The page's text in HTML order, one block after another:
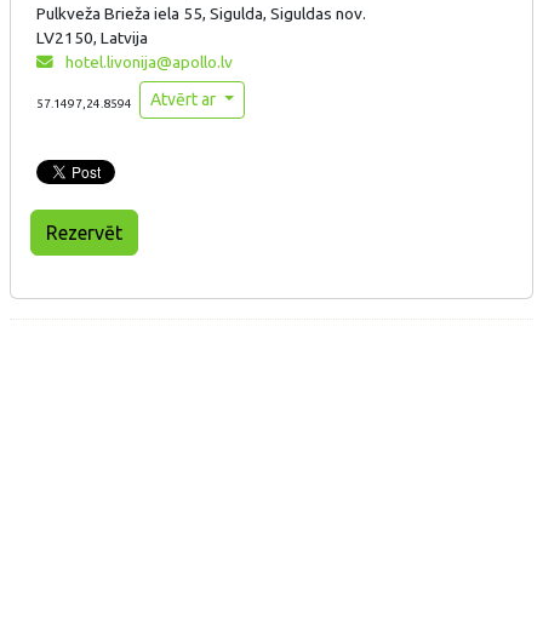
Pulkveža Brieža iela 55, Sigulda, Siguldas nov.
LV2150, Latvija
hotel.livonija@apollo.lv
57.1497,24.8594 Atvērt ar
Rezervēt